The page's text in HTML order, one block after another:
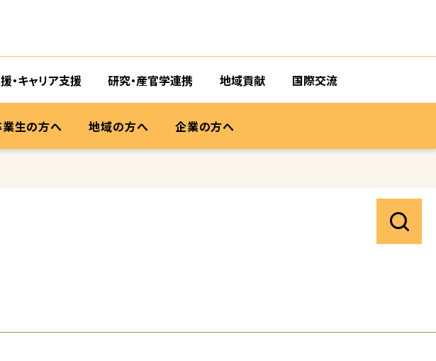
・キャリア支援 研究・産官学連携 地域貢献 国際交流
生の方へ 地域の方へ 企業の方へ